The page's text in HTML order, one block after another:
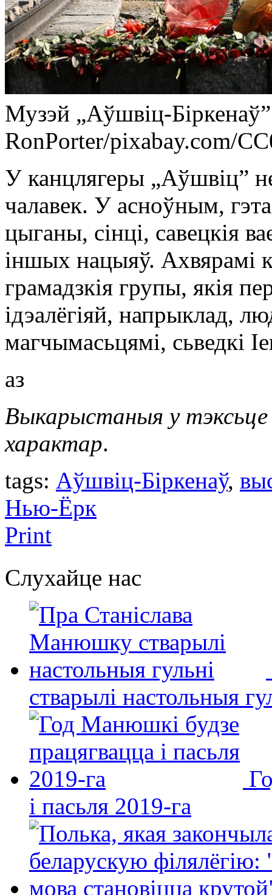
Музэй „Аўшвіц-
RonPorter/pixabay.com/
У канцлягеры „Аўшвіц”
чалавек. У асноўным, гэта
цыганы, сінці, савецкія
іншых нацыяў. Ахвярамі
грамадзкія групы, якія
ідэалёгіяй, напрыклад,
магчымасьцямі, сьведкі
аз
Выкарыстаныя у
характар.
tags: Аўшвіц-Біркенаў,
Нью-Ёрк
Print
Слухайце нас
стварылі настольныя
і пасьля 2019-га